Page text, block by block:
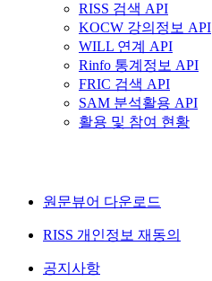
RISS 검색 API
KOCW 강의정보 API
WILL 연계 API
Rinfo 통계정보 API
FRIC 검색 API
SAM 분석활용 API
활용 및 참여 현황
원문뷰어 다운로드
RISS 개인정보 재동의
공지사항